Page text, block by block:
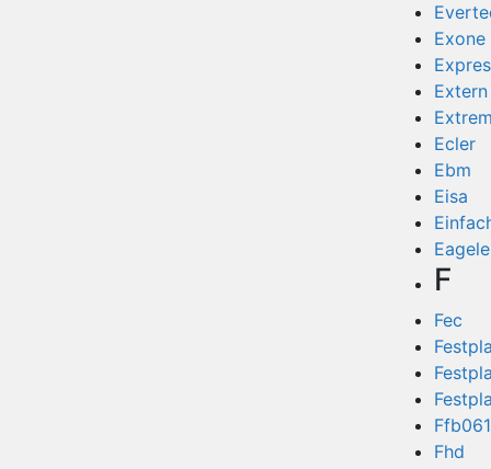
Exone
Extern
Ecler
Ebm
Eisa
Eagele
F
Fec
Fhd